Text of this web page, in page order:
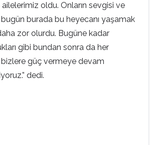
oldu. Onların sevgisi ve
burada bu heyecanı yaşamak
zor olurdu. Bugüne kadar
gibi bundan sonra da her
güç vermeye devam
dedi.